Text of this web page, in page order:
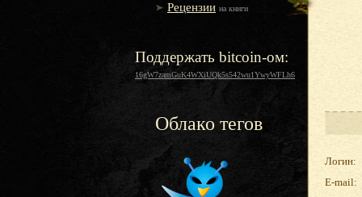
Рецензии на книги
Поддержать bitcoin-ом:
16gW7zamGuK4WXiUQk5s542wu1YwyWFLh6
Облако тегов
Логин:
E-mail: